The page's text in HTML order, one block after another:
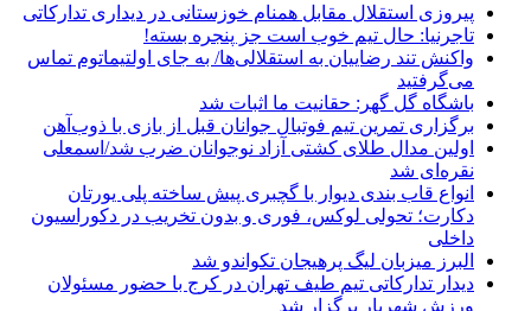
پیروزی استقلال مقابل همنام خوزستانی در دیداری تدارکاتی
تاجرنیا: حال تیم خوب است جز پنجره بسته!
واکنش تند رضاییان به استقلالی‌ها/ به جای اولتیماتوم تماس
می‌گرفتید
باشگاه گل گهر: حقانیت ما اثبات شد
برگزاری تمرین تیم فوتبال جوانان قبل از بازی با ذوب‌آهن
اولین مدال طلای کشتی آزاد نوجوانان ضرب شد/اسمعلی
نقره‌ای شد
انواع قاب بندی دیوار با گچبری پیش ساخته پلی یورتان
دکارت؛ تحولی لوکس، فوری و بدون تخریب در دکوراسیون
داخلی
البرز میزبان لیگ پرهیجان تکواندو شد
دیدار تدارکاتی تیم طیف تهران در کرج با حضور مسئولان
ورزش شهریار برگزار شد